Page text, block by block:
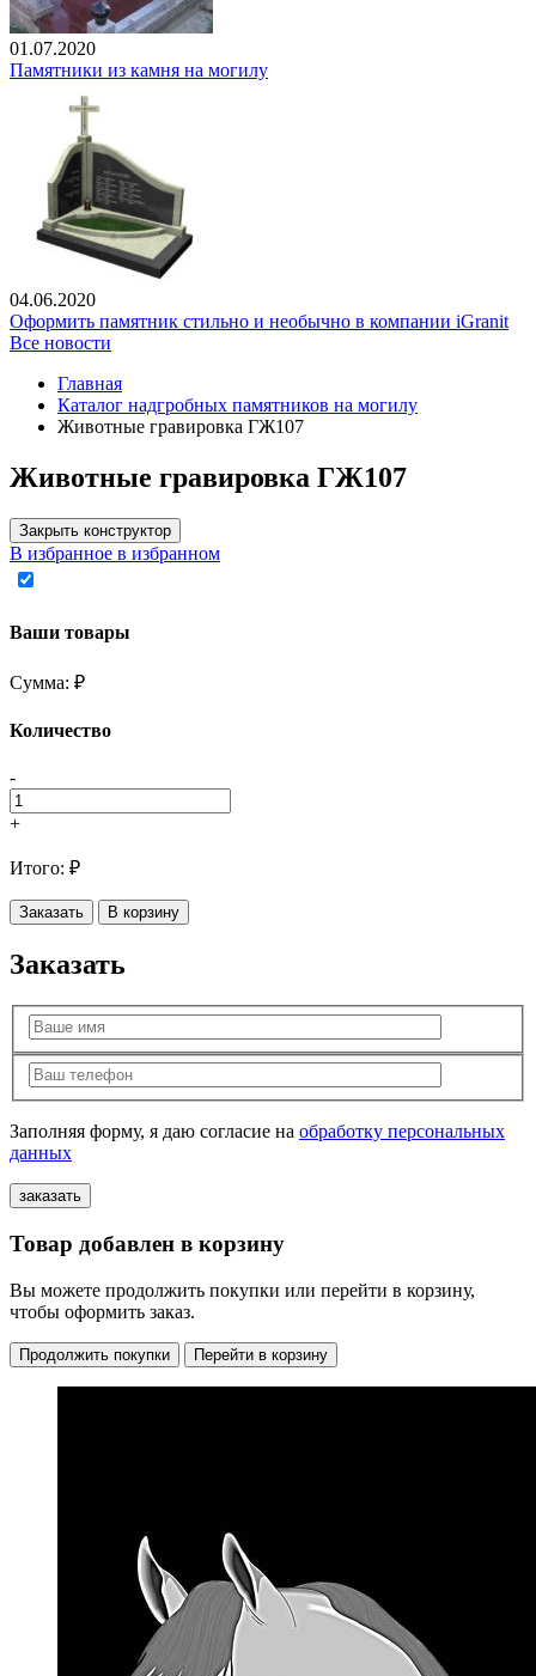
01.07.2020
Памятники из камня на могилу
04.06.2020
Оформить памятник стильно и необычно в компании iGranit
Все новости
Главная
Каталог надгробных памятников на могилу
Животные гравировка ГЖ107
Животные гравировка ГЖ107
Закрыть конструктор
В избранное в избранном
Ваши товары
Сумма: ₽
Количество
-
+
Итого: ₽
Заказать В корзину
Заказать
Заполняя форму, я даю согласие на обработку персональных
данных
Товар добавлен в корзину
Вы можете продолжить покупки или перейти в корзину,
чтобы оформить заказ.
Продолжить покупки Перейти в корзину